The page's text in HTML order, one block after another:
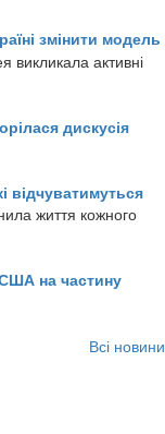
змінити модель
викликала активні
дискусія
відчуватимуться
життя кожного
на частину
Всі новини